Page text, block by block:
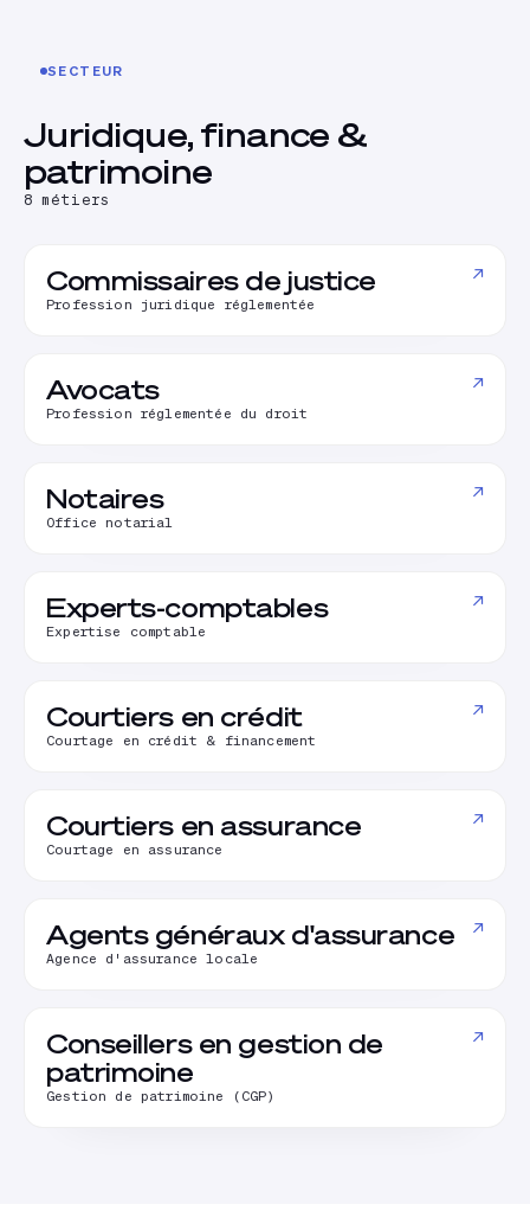
SECTEUR
Juridique, finance &
patrimoine
8 métiers
Commissaires de justice
Profession juridique réglementée
↗
Avocats
Profession réglementée du droit
↗
Notaires
Office notarial
↗
Experts-comptables
Expertise comptable
↗
Courtiers en crédit
Courtage en crédit & financement
↗
Courtiers en assurance
Courtage en assurance
↗
Agents généraux d'assurance
Agence d'assurance locale
↗
Conseillers en gestion de
patrimoine
Gestion de patrimoine (CGP)
↗